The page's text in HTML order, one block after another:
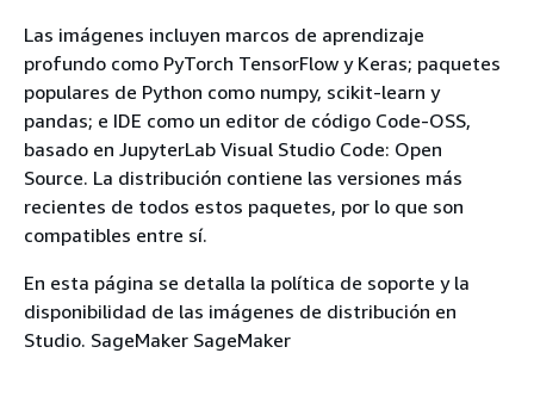
Las imágenes incluyen marcos de aprendizaje
profundo como PyTorch TensorFlow y Keras; paquetes
populares de Python como numpy, scikit-learn y
pandas; e IDE como un editor de código Code-OSS,
basado en JupyterLab Visual Studio Code: Open
Source. La distribución contiene las versiones más
recientes de todos estos paquetes, por lo que son
compatibles entre sí.
En esta página se detalla la política de soporte y la
disponibilidad de las imágenes de distribución en
Studio. SageMaker SageMaker